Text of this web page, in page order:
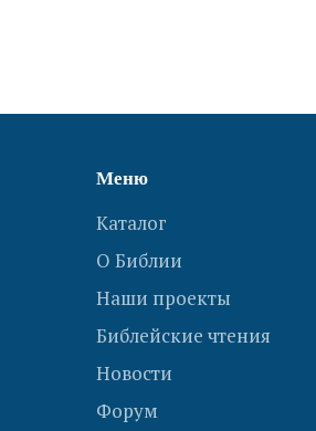
Меню
Каталог
О Библии
Наши проекты
Библейские чтения
Новости
Форум